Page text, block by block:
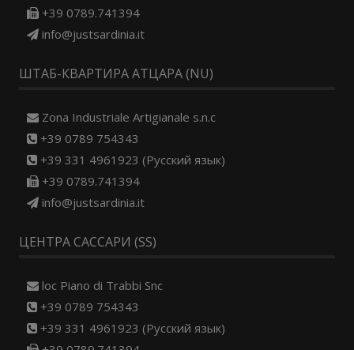
+39 0789.741394
info@justsardinia.it
ШТАБ-КВАРТИРА АТЦАРА (NU)
Zona Industriale Artigianale s.n.c
+39 0789 754343
+39 331 4961923 (Русский язык)
+39 0789.741394
info@justsardinia.it
ЦЕНТРА САССАРИ (SS)
loc Piano di Trabbi Snc
+39 0789 754343
+39 331 4961923 (Русский язык)